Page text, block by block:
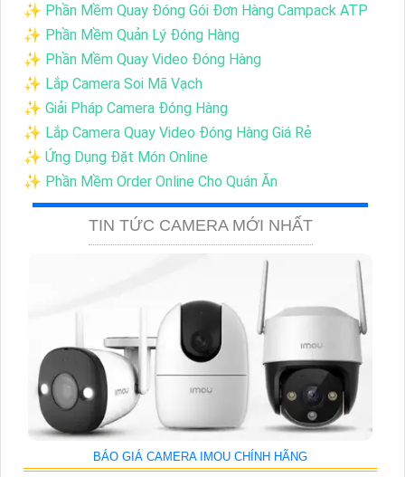
✨ Phần Mềm Quay Đóng Gói Đơn Hàng Campack ATP
✨ Phần Mềm Quản Lý Đóng Hàng
✨ Phần Mềm Quay Video Đóng Hàng
✨ Lắp Camera Soi Mã Vạch
✨ Giải Pháp Camera Đóng Hàng
✨ Lắp Camera Quay Video Đóng Hàng Giá Rẻ
✨ Ứng Dụng Đặt Món Online
✨ Phần Mềm Order Online Cho Quán Ăn
TIN TỨC CAMERA MỚI NHẤT
BÁO GIÁ CAMERA IMOU CHÍNH HÃNG